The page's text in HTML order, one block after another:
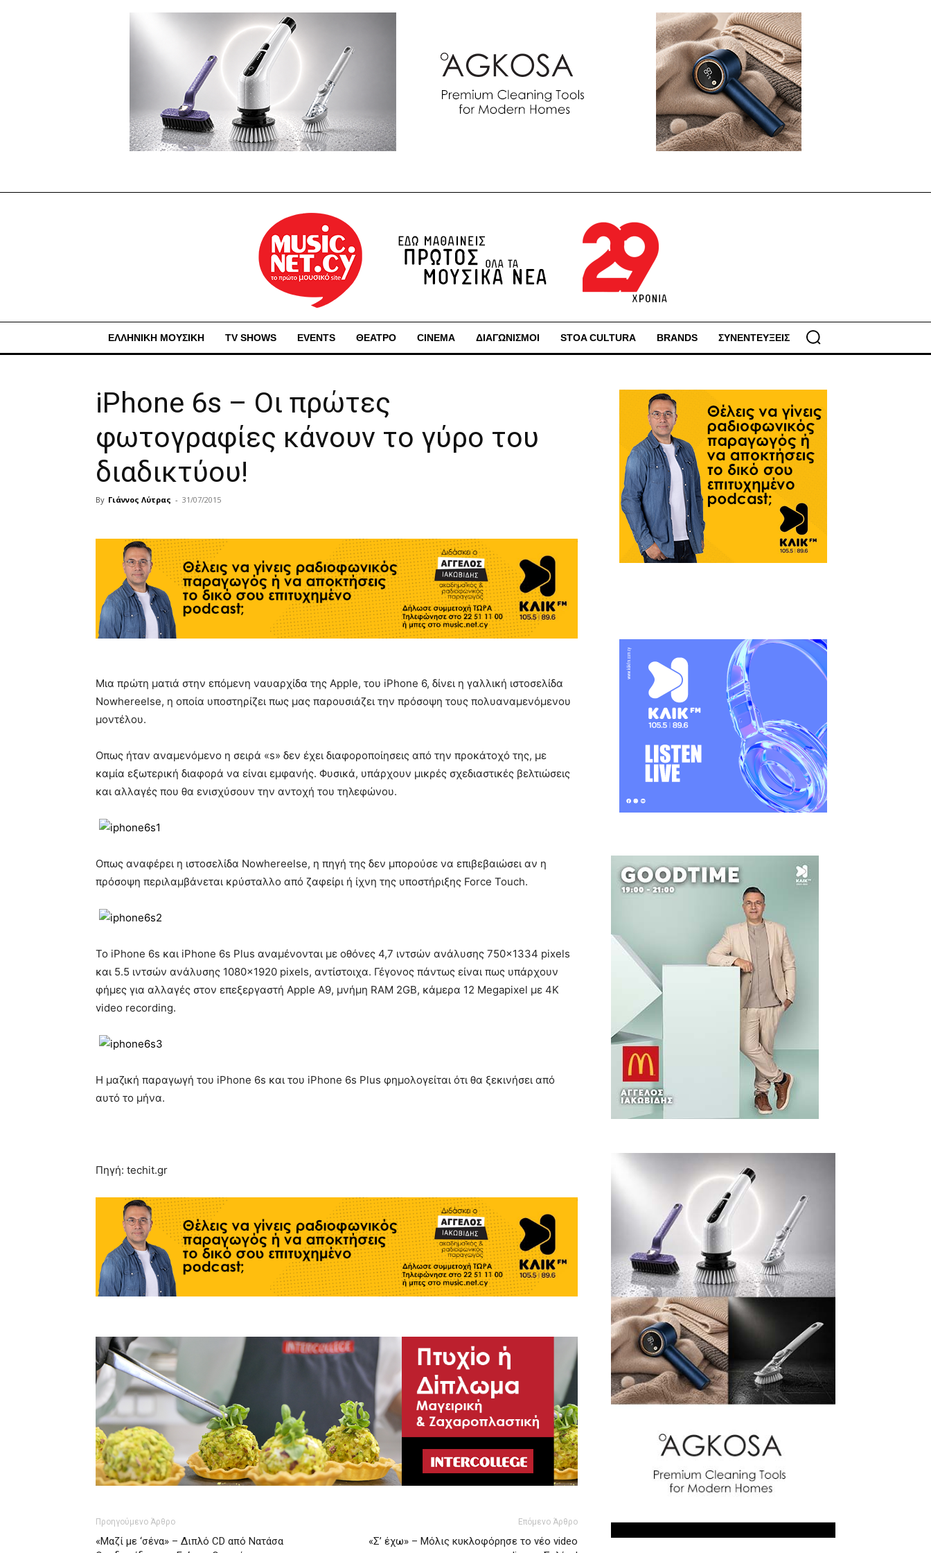
ΕΛΛΗΝΙΚΗ ΜΟΥΣΙΚΗ TV SHOWS EVENTS ΘΕΑΤΡΟ CINEMA ΔΙΑΓΩΝΙΣΜΟΙ STOA CULTURA BRANDS ΣΥΝΕΝΤΕΥΞΕΙΣ
iPhone 6s – Οι πρώτες
φωτογραφίες κάνουν το γύρο του
διαδικτύου!
By Γιάννος Λύτρας - 31/07/2015
Μια πρώτη ματιά στην επόμενη ναυαρχίδα της Apple, του iPhone 6, δίνει η γαλλική ιστοσελίδα
Nowhereelse, η οποία υποστηρίζει πως μας παρουσιάζει την πρόσοψη τους πολυαναμενόμενου
μοντέλου.
Οπως ήταν αναμενόμενο η σειρά «s» δεν έχει διαφοροποίησεις από την προκάτοχό της, με
καμία εξωτερική διαφορά να είναι εμφανής. Φυσικά, υπάρχουν μικρές σχεδιαστικές βελτιώσεις
και αλλαγές που θα ενισχύσουν την αντοχή του τηλεφώνου.
Οπως αναφέρει η ιστοσελίδα Nowhereelse, η πηγή της δεν μπορούσε να επιβεβαιώσει αν η
πρόσοψη περιλαμβάνεται κρύσταλλο από ζαφείρι ή ίχνη της υποστήριξης Force Touch.
To iPhone 6s και iPhone 6s Plus αναμένονται με οθόνες 4,7 ιντσών ανάλυσης 750×1334 pixels
και 5.5 ιντσών ανάλυσης 1080×1920 pixels, αντίστοιχα. Γέγονος πάντως είναι πως υπάρχουν
φήμες για αλλαγές στον επεξεργαστή Apple A9, μνήμη RAM 2GB, κάμερα 12 Megapixel με 4K
video recording.
Η μαζική παραγωγή του iPhone 6s και του iPhone 6s Plus φημολογείται ότι θα ξεκινήσει από
αυτό το μήνα.
Πηγή: techit.gr
Προηγούμενο Άρθρο
«Μαζί με ‘σένα» – Διπλό CD από Νατάσα
Επόμενο Άρθρο
«Σ’ έχω» – Μόλις κυκλοφόρησε το νέο video